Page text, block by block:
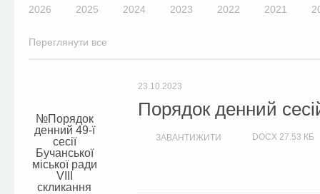
2026 2025 2024 2023 2022 2021
Переглянути все
Порядок
денний 49-ї
сесії
Бучанської
міської ради
VIIІ
скликання
23.10.2023
Порядок денний
ЗАВАНТИЖИТИ DOCX 27.53 КБ